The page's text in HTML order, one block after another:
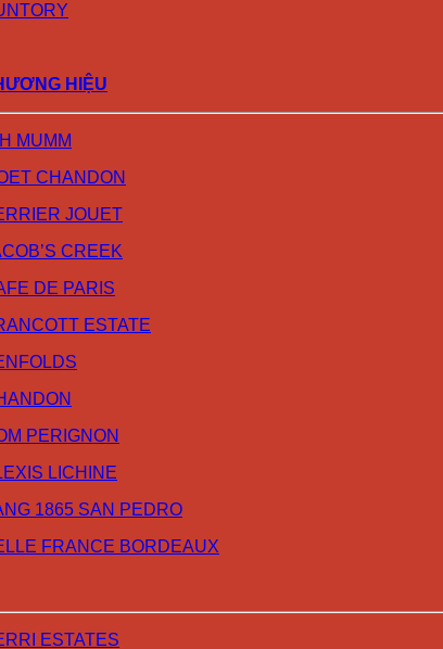
HIỆU
MUMM
CHANDON
JOUET
CREEK
DE PARIS
ESTATE
PERIGNON
LICHINE
1865 SAN PEDRO
FRANCE BORDEAUX
ESTATES